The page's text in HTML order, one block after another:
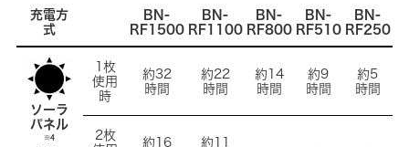
充電方
式
BN-
RF1500
BN-
RF1100
BN-
RF800
BN-
RF510
BN-
RF250
ソーラ
パネル
※4
1枚
使用
時
約32
時間
約22
時間
約14
時間
約9
時間
約5
時間
2枚
約16
約11